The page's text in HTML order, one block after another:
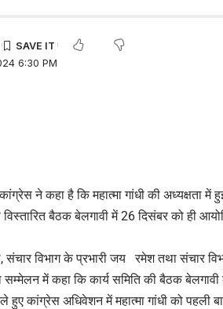
6:30 PM
ने कहा है कि महात्मा गांधी की अध्यक्षता में
विस्तारित बैठक बेलगावी में 26 दिसंबर को ही
संचार विभाग के प्रभारी जय रमेश तथा संचार
सम्मेलन में कहा कि कार्य समिति की बैठक बेलगावी
कांग्रेस अधिवेशन में महात्मा गांधी को पहली